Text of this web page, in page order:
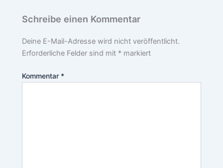
Schreibe einen Kommentar
Deine E-Mail-Adresse wird nicht veröffentlicht.
Erforderliche Felder sind mit * markiert
Kommentar *